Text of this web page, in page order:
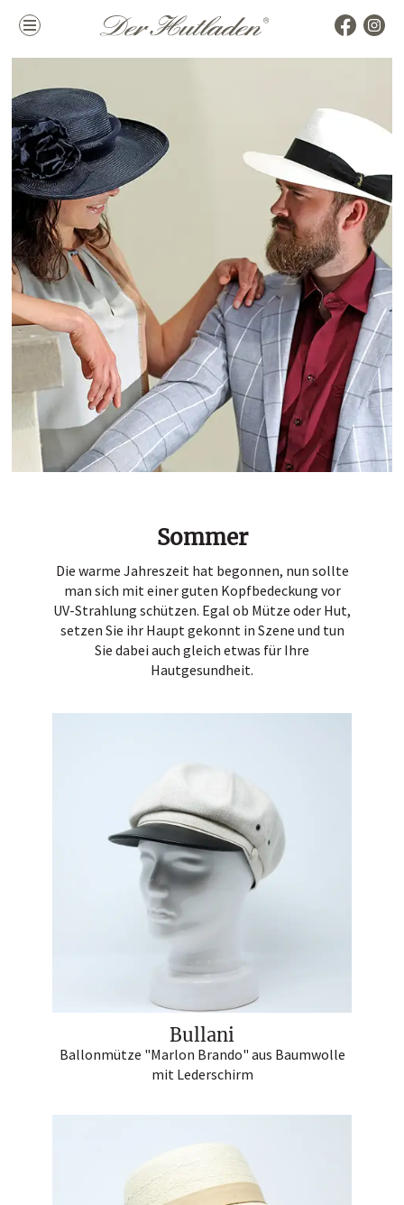
Kollektion
Damenhüte
Herrenhüte
Mützen & Co.
Marken
alle Marken
Top Marken
La Mouche
Accessoires
Hutkoffer
Themen
Hochzeit
Sommer
Winter
Hutladen
Portrait
Sommer
Die warme Jahreszeit hat begonnen, nun sollte
man sich mit einer guten Kopfbedeckung vor
UV-Strahlung schützen. Egal ob Mütze oder Hut,
setzen Sie ihr Haupt gekonnt in Szene und tun
Sie dabei auch gleich etwas für Ihre
Hautgesundheit.
Bullani
Ballonmütze "Marlon Brando" aus Baumwolle
mit Lederschirm